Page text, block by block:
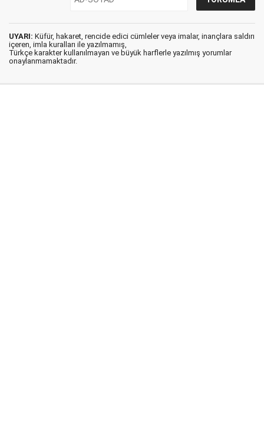
UYARI: Küfür, hakaret, rencide edici cümleler veya imalar, inançlara saldırı
içeren, imla kuralları ile yazılmamış,
Türkçe karakter kullanılmayan ve büyük harflerle yazılmış yorumlar
onaylanmamaktadır.